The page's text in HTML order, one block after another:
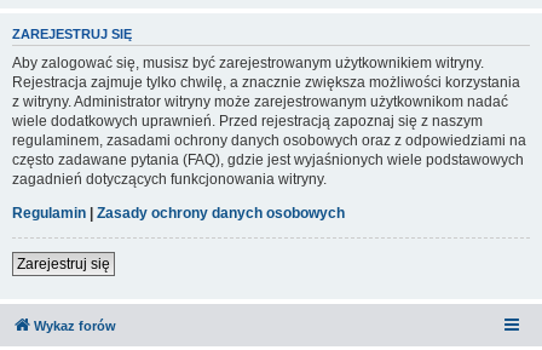
ZAREJESTRUJ SIĘ
Aby zalogować się, musisz być zarejestrowanym użytkownikiem witryny.
Rejestracja zajmuje tylko chwilę, a znacznie zwiększa możliwości korzystania
z witryny. Administrator witryny może zarejestrowanym użytkownikom nadać
wiele dodatkowych uprawnień. Przed rejestracją zapoznaj się z naszym
regulaminem, zasadami ochrony danych osobowych oraz z odpowiedziami na
często zadawane pytania (FAQ), gdzie jest wyjaśnionych wiele podstawowych
zagadnień dotyczących funkcjonowania witryny.
Regulamin | Zasady ochrony danych osobowych
Zarejestruj się
Wykaz forów